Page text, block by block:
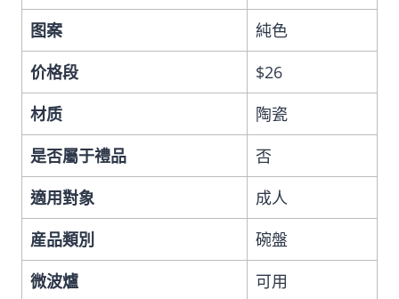
图案
純色
价格段
$26
材质
陶瓷
是否屬于禮品
否
適用對象
成人
産品類別
碗盤
微波爐
可用